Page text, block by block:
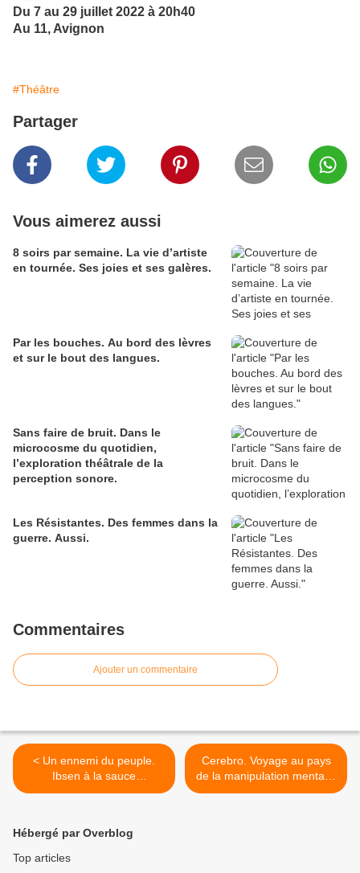
Du 7 au 29 juillet 2022 à 20h40
Au 11, Avignon
#Théâtre
Partager
Vous aimerez aussi
8 soirs par semaine. La vie d’artiste
en tournée. Ses joies et ses galères.
Par les bouches. Au bord des lèvres
et sur le bout des langues.
Sans faire de bruit. Dans le
microcosme du quotidien,
l’exploration théâtrale de la
perception sonore.
Les Résistantes. Des femmes dans la
guerre. Aussi.
Commentaires
Ajouter un commentaire
< Un ennemi du peuple.
Ibsen à la sauce
contemporaine.
Cerebro. Voyage au pays
de la manipulation mentale.
>
Hébergé par Overblog
Top articles